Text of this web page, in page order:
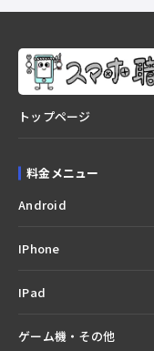
トップページ
料金メニュー
Android
IPhone
IPad
ゲーム機・その他